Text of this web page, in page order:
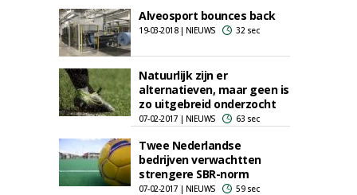
Alveosport bounces back
19-03-2018 | NIEUWS 32 sec
Natuurlijk zijn er
alternatieven, maar geen is
zo uitgebreid onderzocht
07-02-2017 | NIEUWS 63 sec
Twee Nederlandse
bedrijven verwachtten
strengere SBR-norm
07-02-2017 | NIEUWS 59 sec